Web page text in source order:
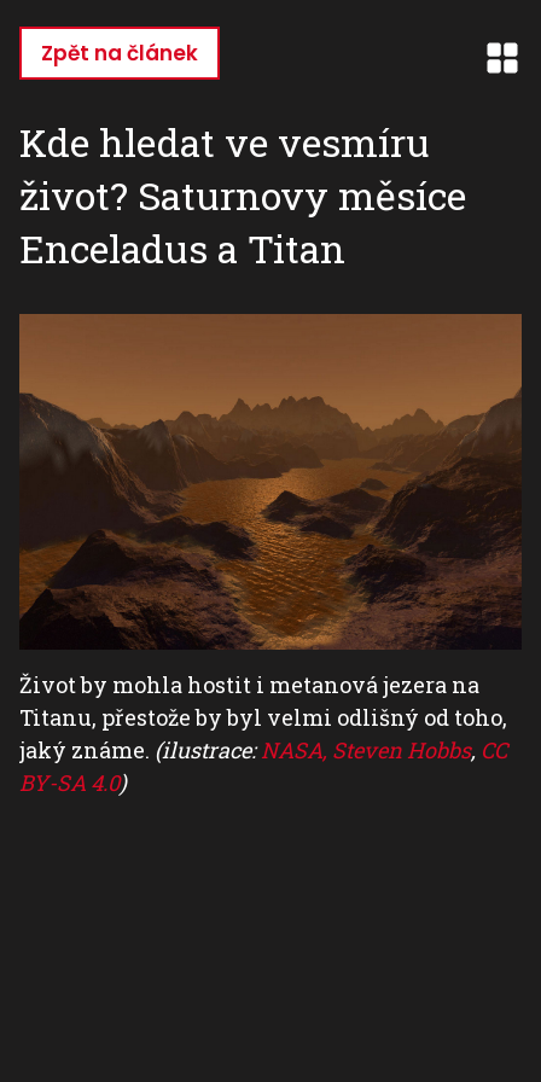
hlavnímu
Zpět na článek
Kde hledat ve vesmíru
život? Saturnovy měsíce
Enceladus a Titan
Život by mohla hostit i metanová jezera na
Titanu, přestože by byl velmi odlišný od toho,
jaký známe. (ilustrace:NASA, Steven Hobbs, CC
BY-SA 4.0)